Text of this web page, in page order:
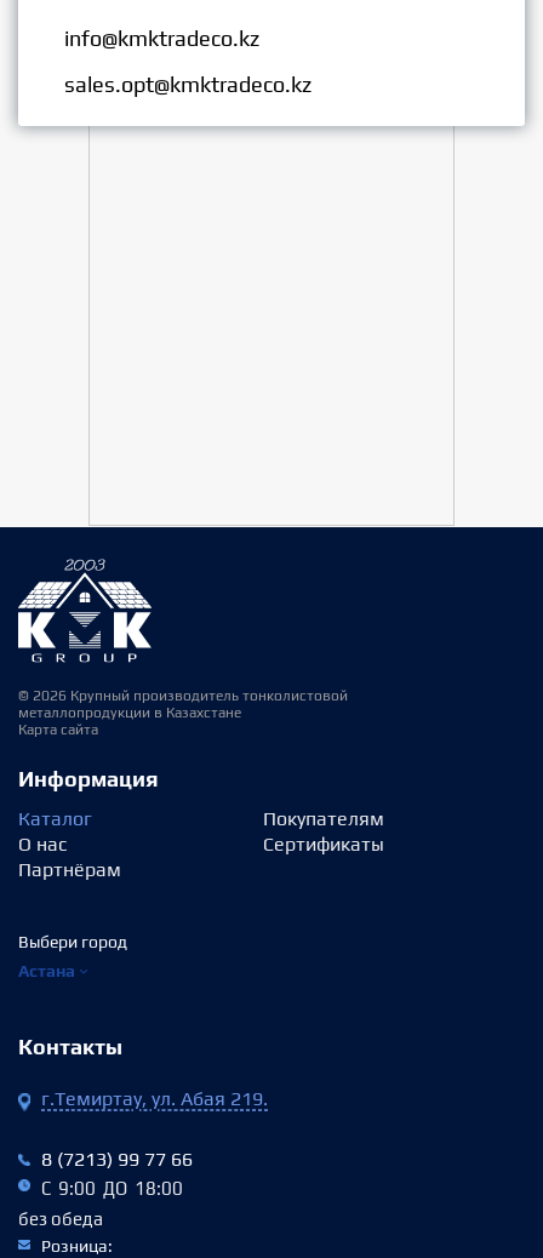
info@kmktradeco.kz
sales.opt@kmktradeco.kz
© 2026 Крупный производитель тонколистовой
металлопродукции в Казахстане
Карта сайта
Информация
Каталог
О нас
Партнёрам
Покупателям
Сертификаты
Выбери город
Астана
Контакты
г.Темиртау, ул. Абая 219.
8 (7213) 99 77 66
С 9:00 ДО 18:00
без обеда
Розница: